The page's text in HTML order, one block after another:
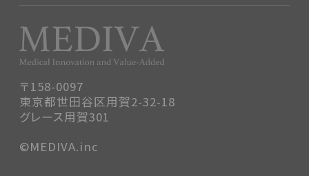
〒158-0097
東京都世田谷区用賀2-32-18
グレース用賀301
©MEDIVA.inc